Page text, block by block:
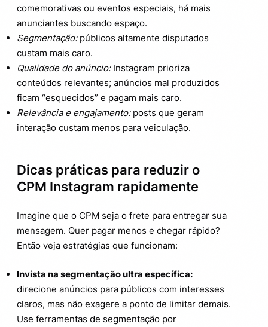
comemorativas ou eventos especiais, há mais
anunciantes buscando espaço.
Segmentação:públicos altamente disputados
custam mais caro.
Qualidade do anúncio:Instagram prioriza
conteúdos relevantes; anúncios mal produzidos
ficam “esquecidos” e pagam mais caro.
Relevância e engajamento:posts que geram
interação custam menos para veiculação.
Dicas práticas para reduzir o
CPM Instagram rapidamente
Imagine que o CPM seja o frete para entregar sua
mensagem. Quer pagar menos e chegar rápido?
Então veja estratégias que funcionam:
Invista na segmentação ultra específica:
direcione anúncios para públicos com interesses
claros, mas não exagere a ponto de limitar demais.
Use ferramentas de segmentação por